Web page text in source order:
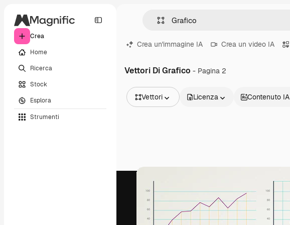
Crea
Home
Ricerca
Stock
Esplora
Strumenti
Crea un'immagine IA Crea un video IA
Vettori Di Grafico - Pagina 2
Vettori
Video
Clip video
Motion graphic
Modelli 3D
Licenza Contenuto IA